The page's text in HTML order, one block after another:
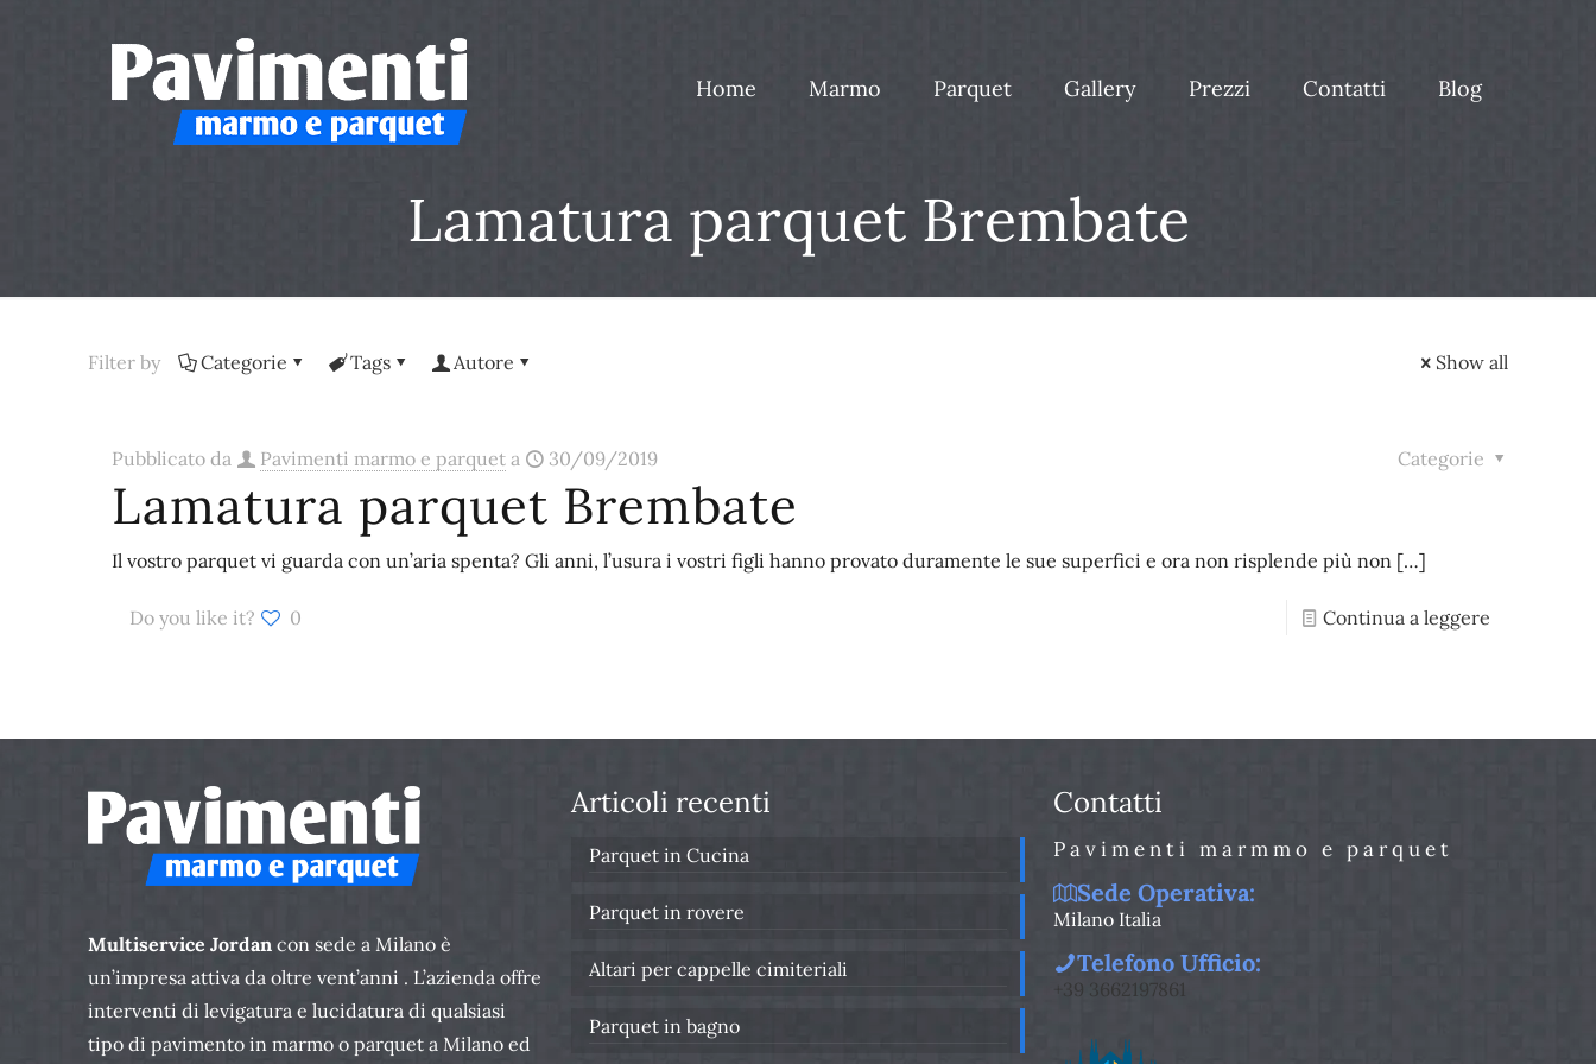
Home Marmo Parquet Gallery Prezzi Contatti Blog
Lamatura parquet Brembate
Filter by Categorie Tags Autore Show all
Pubblicato da Pavimenti marmo e parquet a 30/09/2019 Categorie
Lamatura parquet Brembate
Il vostro parquet vi guarda con un’aria spenta? Gli anni, l’usura i vostri figli hanno provato duramente le sue superfici e ora non risplende più non […]
Do you like it? 0 Continua a leggere
Multiservice Jordan con sede a Milano è
un’impresa attiva da oltre vent’anni . L’azienda offre
interventi di levigatura e lucidatura di qualsiasi
tipo di pavimento in marmo o parquet a Milano ed
Articoli recenti
Parquet in Cucina
Parquet in rovere
Altari per cappelle cimiteriali
Parquet in bagno
Contatti
Pavimenti marmmo e parquet
Sede Operativa:
Milano Italia
Telefono Ufficio:
+39 3662197861